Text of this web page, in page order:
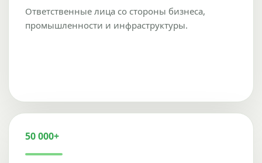
Ответственные лица со стороны бизнеса,
промышленности и инфраструктуры.
50 000+